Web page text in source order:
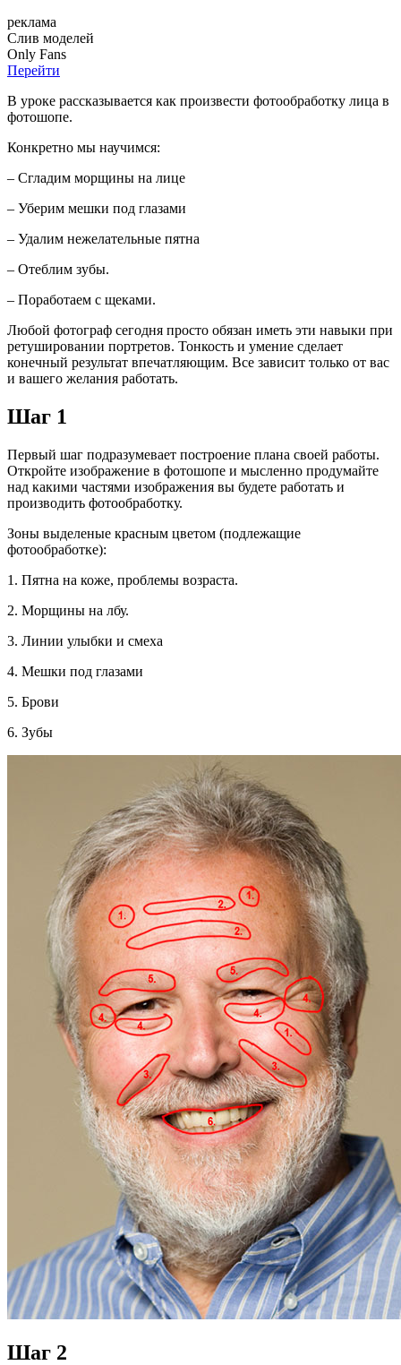
реклама
Слив моделей
Only Fans
Перейти
В уроке рассказывается как произвести фотообработку лица в
фотошопе.
Конкретно мы научимся:
– Сгладим морщины на лице
– Уберим мешки под глазами
– Удалим нежелательные пятна
– Отеблим зубы.
– Поработаем с щеками.
Любой фотограф сегодня просто обязан иметь эти навыки при
ретушировании портретов. Тонкость и умение сделает
конечный результат впечатляющим. Все зависит только от вас
и вашего желания работать.
Шаг 1
Первый шаг подразумевает построение плана своей работы.
Откройте изображение в фотошопе и мысленно продумайте
над какими частями изображения вы будете работать и
производить фотообработку.
Зоны выделеные красным цветом (подлежащие
фотообработке):
1. Пятна на коже, проблемы возраста.
2. Морщины на лбу.
3. Линии улыбки и смеха
4. Мешки под глазами
5. Брови
6. Зубы
Шаг 2